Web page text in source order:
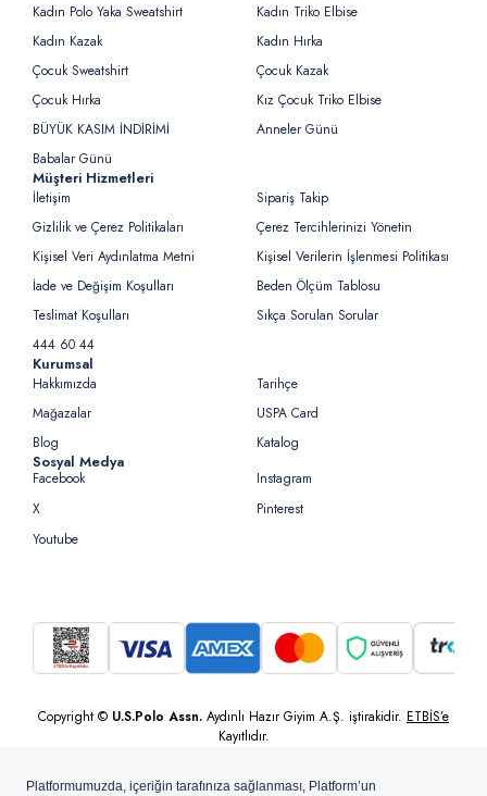
Kadın Polo Yaka Sweatshirt
Kadın Triko Elbise
Kadın Kazak
Kadın Hırka
Çocuk Sweatshirt
Çocuk Kazak
Çocuk Hırka
Kız Çocuk Triko Elbise
BÜYÜK KASIM İNDİRİMİ
Anneler Günü
Babalar Günü
Müşteri Hizmetleri
İletişim
Sipariş Takip
Gizlilik ve Çerez Politikaları
Çerez Tercihlerinizi Yönetin
Kişisel Veri Aydınlatma Metni
Kişisel Verilerin İşlenmesi Politikası
İade ve Değişim Koşulları
Beden Ölçüm Tablosu
Teslimat Koşulları
Sıkça Sorulan Sorular
444 60 44
Kurumsal
Hakkımızda
Tarihçe
Mağazalar
USPA Card
Blog
Katalog
Sosyal Medya
Facebook
Instagram
X
Pinterest
Youtube
Copyright © U.S.Polo Assn. Aydınlı Hazır Giyim A.Ş. iştirakidir. ETBİS’e
Kayıtlıdır.